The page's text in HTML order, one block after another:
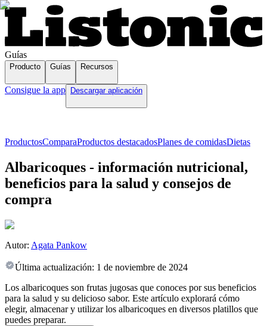
Guías
Producto Guías Recursos
Consigue la app Descargar aplicación
ProductosComparaProductos destacadosPlanes de comidasDietas
Albaricoques - información nutricional,
beneficios para la salud y consejos de
compra
Autor: Agata Pankow
Última actualización: 1 de noviembre de 2024
Los albaricoques son frutas jugosas que conoces por sus beneficios
para la salud y su delicioso sabor. Este artículo explorará cómo
elegir, almacenar y utilizar los albaricoques en diversos platillos que
puedes preparar.